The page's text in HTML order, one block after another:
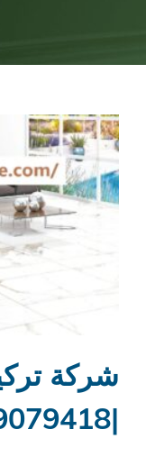
شركة
|0509079418| تركيب بلاط